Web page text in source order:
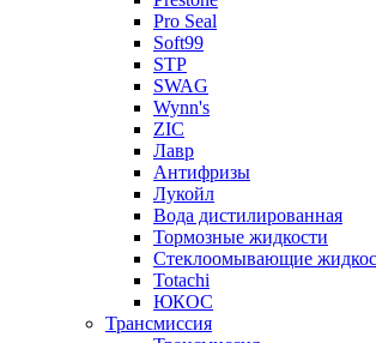
Pro Seal
Soft99
STP
SWAG
Wynn's
ZIC
Лавр
Антифризы
Лукойл
Вода дистилированная
Тормозные жидкости
Стеклоомывающие
Totachi
ЮКОС
Трансмиссия